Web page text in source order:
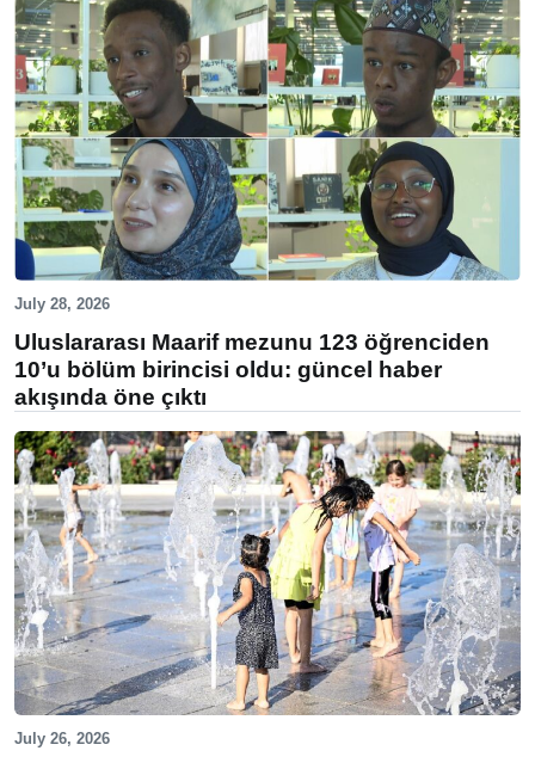
July 28, 2026
Uluslararası Maarif mezunu 123 öğrenciden
10’u bölüm birincisi oldu: güncel haber
akışında öne çıktı
July 26, 2026